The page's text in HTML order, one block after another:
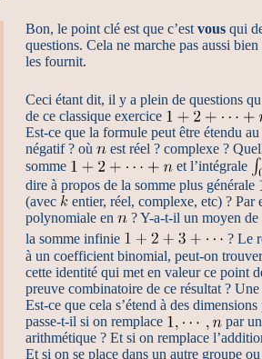
Bon, le point clé est que c’est vous qui
questions. Cela ne marche pas aussi
les fournit.
Ceci étant dit, il y a plein de questions
de ce classique exercice
Est-ce que la formule peut être étendu au
négatif ? où
est réel ? complexe ?
somme
et l’intégrale
dire à propos de la somme plus générale
(avec
entier, réel, complexe, etc) ? Par
polynomiale en
? Y-a-t-il un moyen
la somme infinie
? Le
à un coefficient binomial, peut-on
cette identité qui met en valeur ce point
preuve combinatoire de ce résultat ?
Est-ce que cela s’étend à des
passe-t-il si on remplace
par
arithmétique ? Et si on remplace
Et si on se place dans un autre groupe